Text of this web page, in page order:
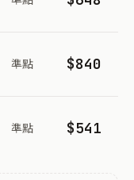
準點 $840
準點 $541